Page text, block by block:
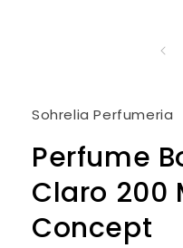
Sohrelia Perfumeria
Perfume
Claro 200
Concept